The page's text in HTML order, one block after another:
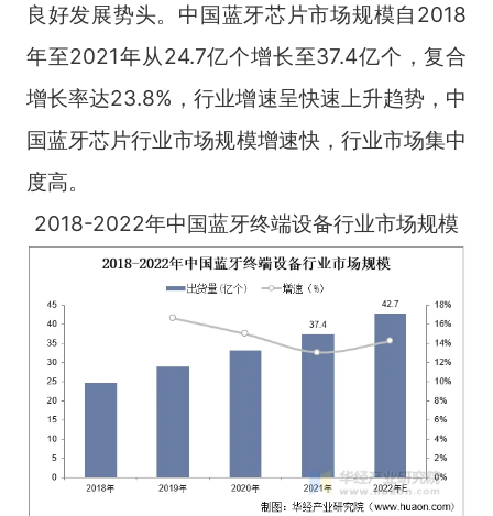
良好发展势头。中国蓝牙芯片市场规模自2018
年至2021年从24.7亿个增长至37.4亿个，复合
增长率达23.8%，行业增速呈快速上升趋势，中
国蓝牙芯片行业市场规模增速快，行业市场集中
度高。
2018-2022年中国蓝牙终端设备行业市场规模